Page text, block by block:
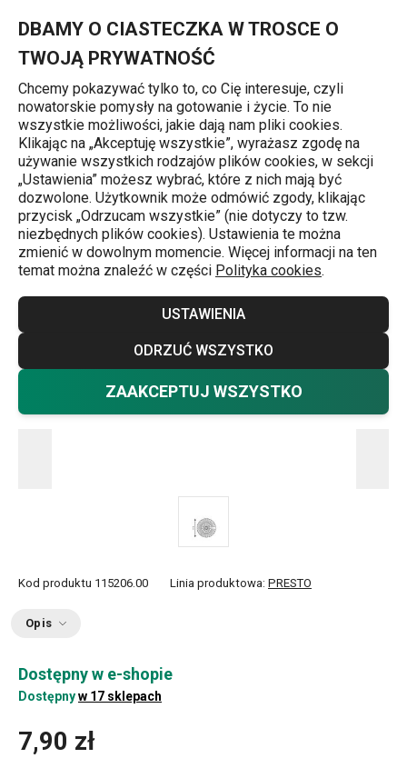
DBAMY O CIASTECZKA W TROSCE O
TWOJĄ PRYWATNOŚĆ
Chcemy pokazywać tylko to, co Cię interesuje, czyli
nowatorskie pomysły na gotowanie i życie. To nie
wszystkie możliwości, jakie dają nam pliki cookies.
Klikając na „Akceptuję wszystkie”, wyrażasz zgodę na
używanie wszystkich rodzajów plików cookies, w sekcji
„Ustawienia” możesz wybrać, które z nich mają być
dozwolone. Użytkownik może odmówić zgody, klikając
przycisk „Odrzucam wszystkie” (nie dotyczy to tzw.
niezbędnych plików cookies). Ustawienia te można
zmienić w dowolnym momencie. Więcej informacji na ten
temat można znaleźć w części Polityka cookies.
USTAWIENIA
ODRZUĆ WSZYSTKO
ZAAKCEPTUJ WSZYSTKO
Sitka, korki i podkładki do zlewu
Sitko PRESTO, 6 cm
Kod produktu 115206.00 Linia produktowa: PRESTO
Opis
Dostępny w e-shopie
Dostępnyw 17 sklepach
7,90 zł